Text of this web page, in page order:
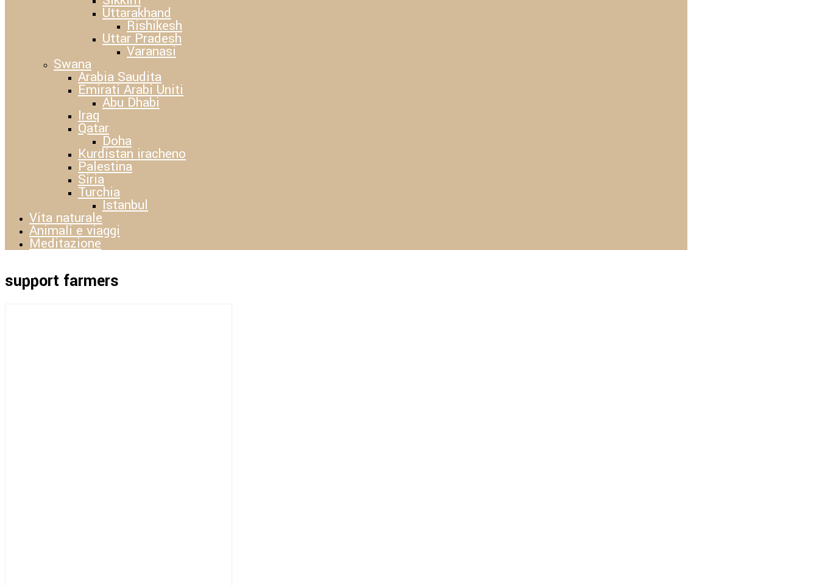
Uttarakhand
Rishikesh
Uttar Pradesh
Varanasi
Swana
Arabia Saudita
Emirati Arabi Uniti
Abu Dhabi
Iraq
Qatar
Doha
Kurdistan iracheno
Palestina
Siria
Turchia
Istanbul
Vita naturale
Animali e viaggi
Meditazione
support farmers